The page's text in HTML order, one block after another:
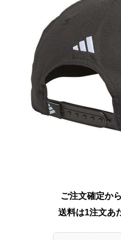
ご注文確定か
送料は1注文あ